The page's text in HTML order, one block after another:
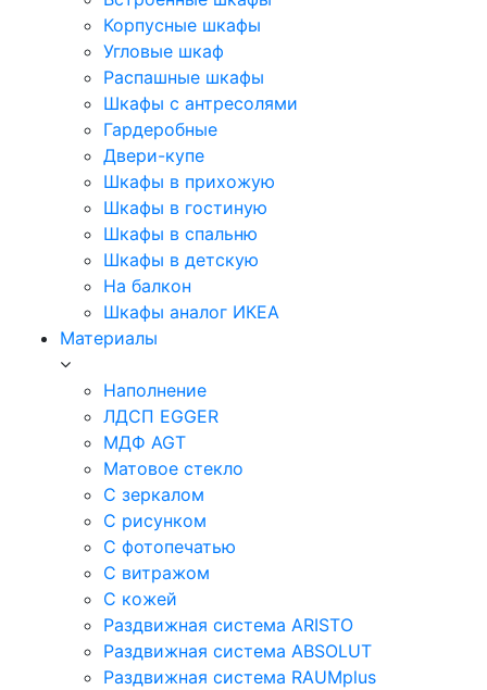
Корпусные шкафы
Угловые шкаф
Распашные шкафы
Шкафы с антресолями
Гардеробные
Двери-купе
Шкафы в прихожую
Шкафы в гостиную
Шкафы в спальню
Шкафы в детскую
На балкон
Шкафы аналог ИКЕА
Материалы
Наполнение
ЛДСП EGGER
МДФ AGT
Матовое стекло
С зеркалом
С рисунком
С фотопечатью
С витражом
С кожей
Раздвижная система ARISTO
Раздвижная система ABSOLUT
Раздвижная система RAUMplus